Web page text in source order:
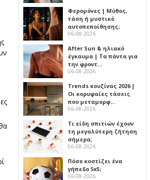
Φερομόνες | Μύθος,
τάση ή μυστικό
αυτοπεποίθησης;
06-08-2026
After Sun & ηλιακό
έγκαυμα | Τα πάντα για
την φροντ…
06-08-2026
Trends κουζίνας 2026 |
Οι κορυφαίες τάσεις
που μεταμορφ…
06-08-2026
Τι είδη σπιτιών έχουν
τη μεγαλύτερη ζήτηση
σήμερα;
06-08-2026
Πόσο κοστίζει ένα
γήπεδο 5x5;
06-08-2026